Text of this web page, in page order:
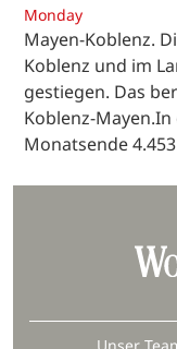
Monday
Mayen-Koblenz.
Koblenz und im
gestiegen. Das
Koblenz-
Monatsende